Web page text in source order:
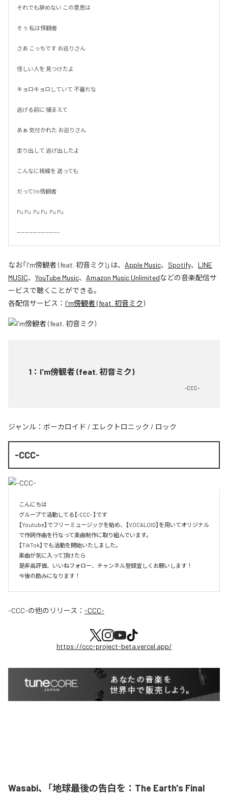
それでも辞めない この意思は
そぅ 私は傍観者
さあ こっちです お巡りさん
怪しい人を 見つけたよ
キョロキョロしていて 不審だな
逃げる前に 捕まえて
あぁ 気付かれた お巡りさん
走り出して 逃げ出したよ
こんなに視線を 送っても
だってI'm傍観者
Pu Pu  Pu Pu  Pu Pu
---------------------
なお「I'm傍観者 (feat. 初音ミク)」は、 Apple Music、 Spotify、 LINE
MUSIC、 YouTube Music、 Amazon Music Unlimitedなどの音楽配信サ
ービスで聴くことができる。
各配信サービス： I'm傍観者 (feat. 初音ミク)
1 ： I'm傍観者 (feat. 初音ミク)
-CCC-
ジャンル： ボーカロイド / エレクトロニック / ロック
-CCC-
こんにちは
グループで活動してる【-CCC- 】です
【Youtube】でフリーミュージックを始め、【VOCALOID】を用いてオリジナル
で作詞作曲を行なって楽曲制作に取り組んでいます。
【TikTok】でも活動を開始いたしました。
楽曲が気に入って頂けたら
是非高評価、いいねフォロー、チャンネル登録宜しくお願いします！
今後の励みになります！
-CCC-の他のリリース： -CCC-
https://ccc-project-beta.vercel.app/
Wasabi、「地球最後の告白を：The Earth's Final